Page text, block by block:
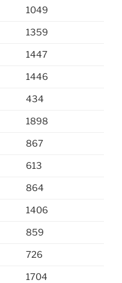
1049
1359
1447
1446
434
1898
867
613
864
1406
859
726
1704